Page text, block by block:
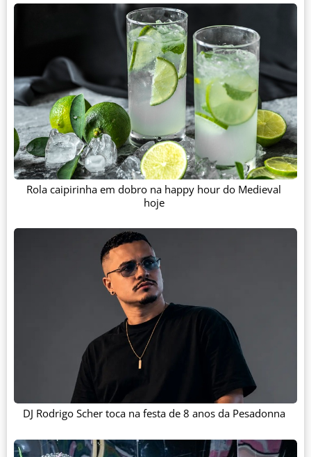
Rola caipirinha em dobro na happy hour do Medieval
hoje
DJ Rodrigo Scher toca na festa de 8 anos da Pesadonna